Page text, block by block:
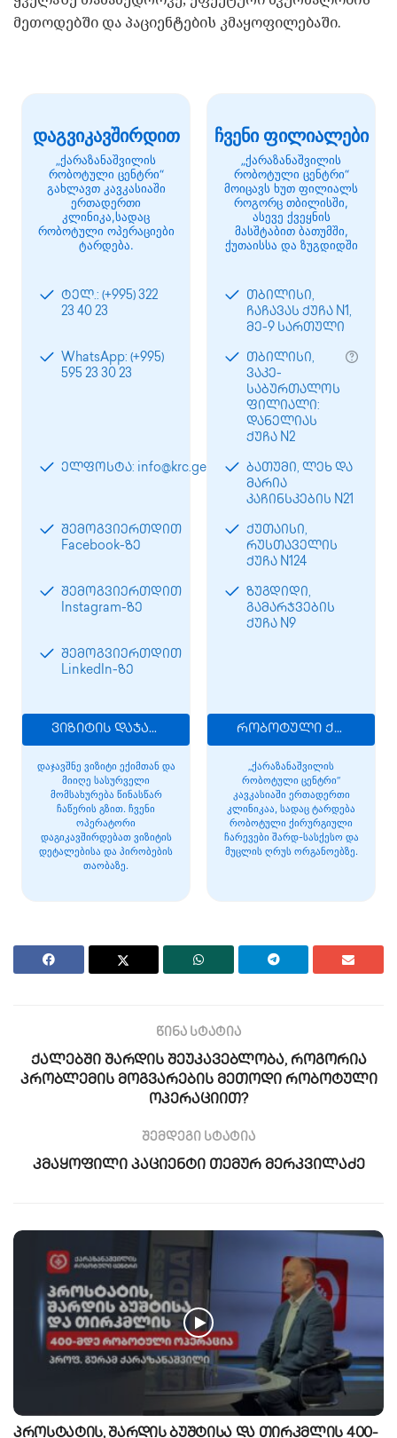
მეთოდებში და პაციენტების კმაყოფილებაში.
დაგვიკავშირდით
„ქარაზანაშვილის
რობოტული ცენტრი“
გახლავთ კავკასიაში
ერთადერთი
კლინიკა,სადაც
რობოტული ოპერაციები
ტარდება.
ტელ.: (+995) 322
23 40 23
WhatsApp: (+995)
595 23 30 23
ელფოსტა: info@krc.ge
შემოგვიერთდით
Facebook-ზე
შემოგვიერთდით
Instagram-ზე
შემოგვიერთდით
LinkedIn-ზე
ვიზიტის დაჯავშნა
დაჯავშნე ვიზიტი ექიმთან და
მიიღე სასურველი
მომსახურება წინასწარ
ჩაწერის გზით. ჩვენი
ოპერატორი
დაგიკავშირდებათ ვიზიტის
დეტალებისა და პირობების
თაობაზე.
ჩვენი ფილიალები
„ქარაზანაშვილის
რობოტული ცენტრი“
მოიცავს ხუთ ფილიალს
როგორც თბილისში,
ასევე ქვეყნის
მასშტაბით ბათუმში,
ქუთაისსა და ზუგდიდში
თბილისი,
ჩაჩავას ქუჩა N1,
მე-9 სართული
თბილისი,
ვაკე-
საბურთალოს
ფილიალი:
დანელიას
ქუჩა N2
ბათუმი, ლეხ და
მარია
კაჩინსკების N21
ქუთაისი,
რუსთაველის
ქუჩა N124
ზუგდიდი,
გამარჯვების
ქუჩა N9
რობოტული ქირურგია
„ქარაზანაშვილის
რობოტული ცენტრი“
კავკასიაში ერთადერთი
კლინიკაა, სადაც ტარდება
რობოტული ქირურგიული
ჩარევები შარდ-სასქესო და
მუცლის ღრუს ორგანოებზე.
წინა სტატია
ქალებში შარდის შეუკავებლობა, როგორია
პრობლემის მოგვარების მეთოდი რობოტული
ოპერაციით?
შემდეგი სტატია
კმაყოფილი პაციენტი თემურ მერკვილაძე
პროსტატის, შარდის ბუშტისა და თირკმლის 400-